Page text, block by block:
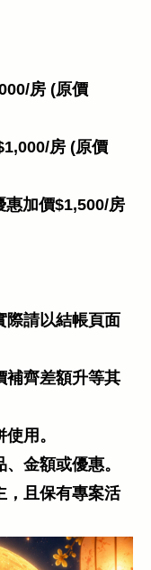
房 (原價
房 (原價
加價$1,500/房
際請以結帳頁面
補齊差額升等其
用。
金額或優惠。
，且保有專案活